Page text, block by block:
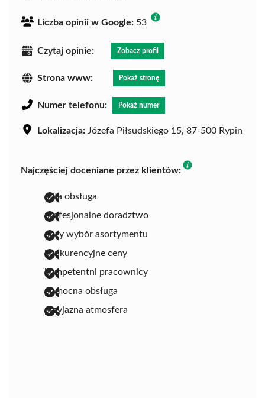
Liczba opinii w Google: 53
Czytaj opinie: Zobacz profil
Strona www: Pokaż stronę
Numer telefonu: Pokaż numer
Lokalizacja: Józefa Piłsudskiego 15, 87-500 Rypin
Najczęściej doceniane przez klientów:
miła obsługa
profesjonalne doradztwo
duży wybór asortymentu
konkurencyjne ceny
kompetentni pracownicy
pomocna obsługa
przyjazna atmosfera